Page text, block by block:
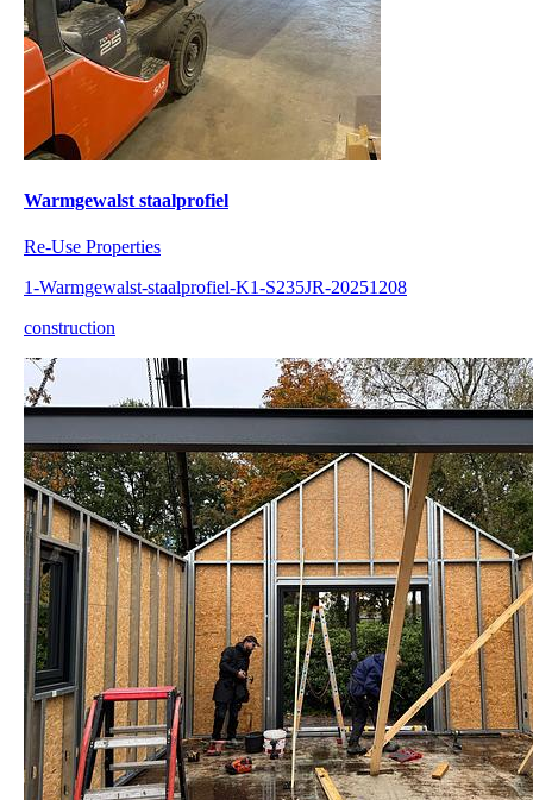
Warmgewalst staalprofiel
Re-Use Properties
1-Warmgewalst-staalprofiel-K1-S235JR-20251208
construction